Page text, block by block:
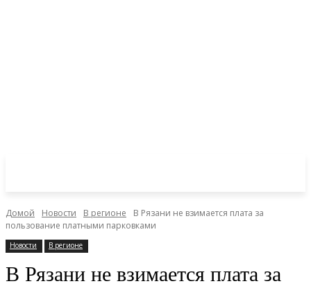
Домой Новости В регионе
В Рязани не взимается плата за
пользование платными парковками
Новости В регионе
В Рязани не взимается плата за